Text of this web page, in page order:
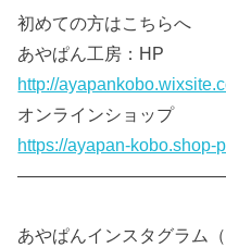
初めての方はこちらへ
あやぱん工房：HP
http://
オンラインショップ
https://ayapan-kobo.shop-
あやぱんインスタグラム